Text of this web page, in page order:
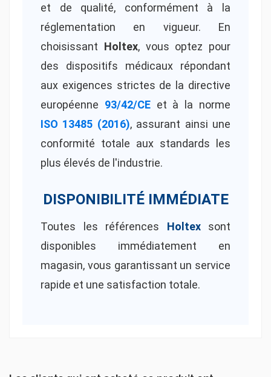
et de qualité, conformément à la
réglementation en vigueur. En
choisissant Holtex, vous optez pour
des dispositifs médicaux répondant
aux exigences strictes de la directive
européenne 93/42/CEet à la norme
ISO 13485 (2016), assurant ainsi une
conformité totale aux standards les
plus élevés de l'industrie.
DISPONIBILITÉ IMMÉDIATE
Toutes les références Holtexsont
disponibles immédiatement en
magasin, vous garantissant un service
rapide et une satisfaction totale.